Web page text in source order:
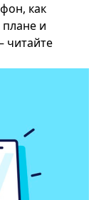
как
и
читайте